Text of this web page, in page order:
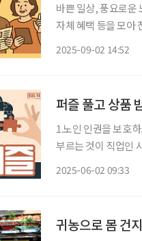
바쁜 일상, 풍요로운
자체 혜택 등을 모아 전달 드립니다. 불법사금융, “두
2025-09-02 14:52
퍼즐 풀고 상품
1.노인 인권을 보호
부르는 것이 직업인
2025-06-02 09:33
귀농으로 몸 건